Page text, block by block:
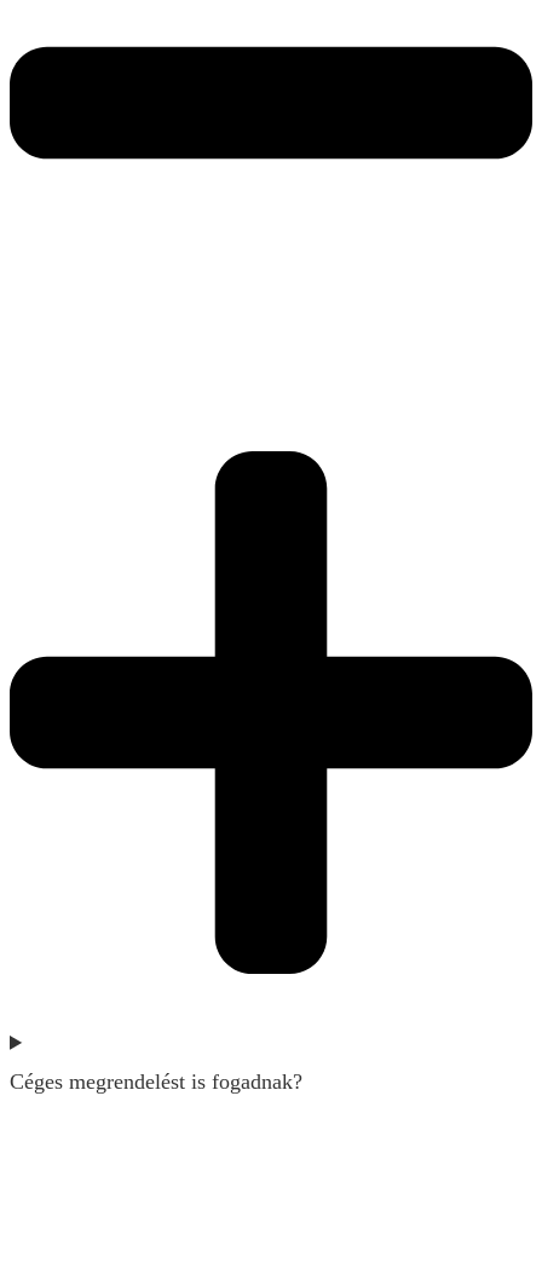
Céges megrendelést is fogadnak?